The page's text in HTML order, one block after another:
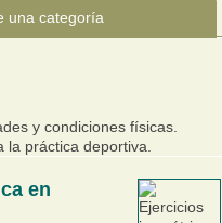
y condiciones físicas.
la práctica deportiva.
en